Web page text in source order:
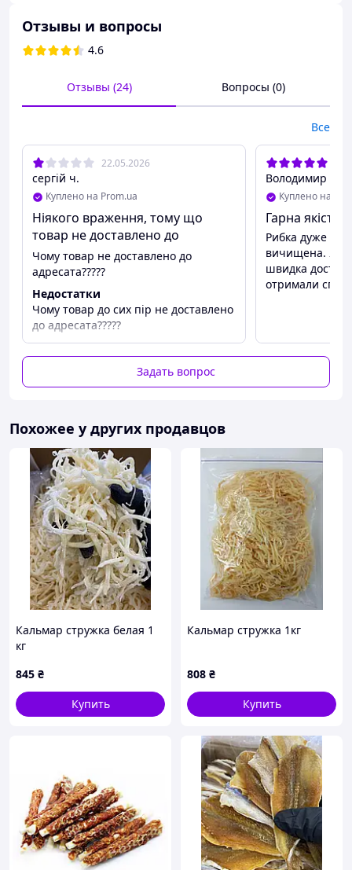
Отзывы и вопросы
4.6
Отзывы (24) Вопросы (0)
Все
22.05.2026
сергій ч.
Куплено на Prom.ua
Ніякого враження, тому що
товар не доставлено до
адресата
Чому товар не доставлено до
адресата?????
Недостатки
Чому товар до сих пір не доставлено
до адресата?????
Володимир І.
Куплено на
Гарна якість
Рибка дуже
вичищена.
швидка
отримали
Задать вопрос
Похожее у других продавцов
Кальмар стружка белая 1
кг
845 ₴
Купить
Кальмар стружка 1кг
808 ₴
Купить